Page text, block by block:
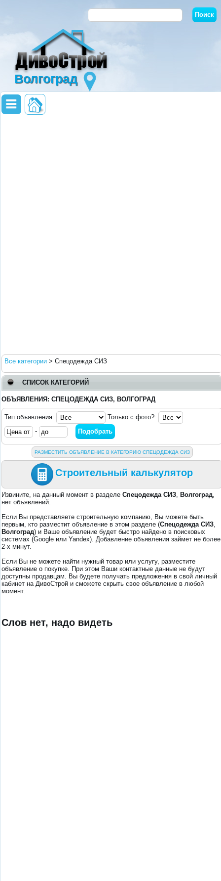
Волгоград
Все категории > Спецодежда СИЗ
СПИСОК КАТЕГОРИЙ
ОБЪЯВЛЕНИЯ: СПЕЦОДЕЖДА СИЗ, ВОЛГОГРАД
Тип объявления:
Только с фото?:
-
РАЗМЕСТИТЬ ОБЪЯВЛЕНИЕ В КАТЕГОРИЮ СПЕЦОДЕЖДА СИЗ
Строительный калькулятор
Извините, на данный момент в разделе Спецодежда СИЗ, Волгоград,
нет объявлений.
Если Вы представляете строительную компанию, Вы можете быть
первым, кто разместит объявление в этом разделе (Спецодежда СИЗ,
Волгоград) и Ваше объявление будет быстро найдено в поисковых
системах (Google или Yandex). Добавление объявления займет не более
2-х минут.
Если Вы не можете найти нужный товар или услугу, разместите
объявление о покупке. При этом Ваши контактные данные не будут
доступны продавцам. Вы будете получать предложения в свой личный
кабинет на ДивоСтрой и сможете скрыть свое объявление в любой
момент.
Слов нет, надо видеть